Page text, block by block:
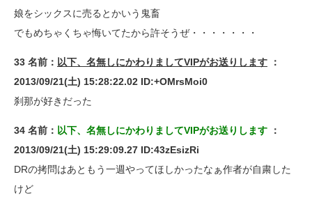
娘をシックスに売るとかいう鬼畜
でもめちゃくちゃ悔いてたから許そうぜ・・・・・・・
33 名前： 以下、名無しにかわりましてVIPがお送りします ：
2013/09/21(土) 15:28:22.02 ID:+OMrsMoi0
刹那が好きだった
34 名前： 以下、名無しにかわりましてVIPがお送りします ：
2013/09/21(土) 15:29:09.27 ID:43zEsizRi
DRの拷問はあともう一週やってほしかったなぁ作者が自粛した
けど